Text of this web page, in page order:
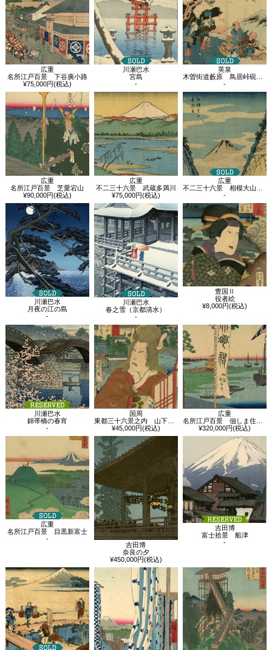
広重
名所江戸百景 下谷廣小路
¥75,000円(税込)
川瀬巴水
宮島
-
英泉
木曽街道藪原 鳥居峠硯ノ清水
-
広重
名所江戸百景 芝愛宕山
¥90,000円(税込)
広重
不二三十六景 武蔵多満川
¥75,000円(税込)
広重
不二三十六景 相模大山来迎谷
-
川瀬巴水
月夜の江の島
-
川瀬巴水
春之雪（京都清水）
-
豊国Ⅱ
役者絵
¥8,000円(税込)
川瀬巴水
錦帯橋の春宵
-
国周
東都三十六景之内 山下御門 古猫の怪 坂東彦三郎
¥45,000円(税込)
広重
名所江戸百景 佃しま住吉の祭
¥320,000円(税込)
広重
名所江戸百景 目黒新富士
-
吉田博
奈良の夕
¥450,000円(税込)
吉田博
富士拾景 船津
-